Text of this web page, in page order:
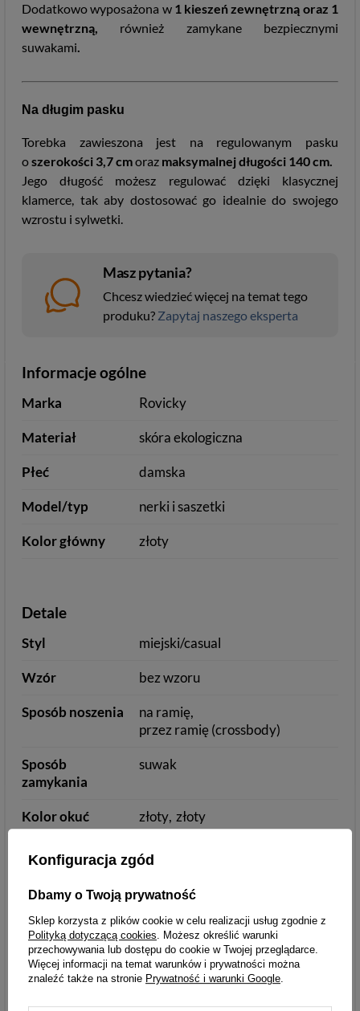
Dodatkowo wyposażona w 1 kieszeń zewnętrzną oraz 1
wewnętrzną, również zamykane bezpiecznymi
suwakami.
Na długim pasku
Torebka zawieszona jest na regulowanym pasku
oszerokości 3,7 cmoraz maksymalnej długości 140 cm.
Jego długość możesz regulować dzięki klasycznej
klamerce, tak aby dostosować go idealnie do swojego
wzrostu i sylwetki.
Masz pytania?
Chcesz wiedzieć więcej na temat tego
produku? Zapytaj naszego eksperta
Informacje ogólne
Marka Rovicky
Materiał skóra ekologiczna
Płeć damska
Model/typ nerki i saszetki
Kolor główny złoty
Detale
Styl miejski/casual
Wzór bez wzoru
Sposób noszenia
na ramię
przez ramię (crossbody)
Sposób
zamykania
suwak
Kolor okuć złoty złoty
Ilość komór 1
Ilość kieszeni
Informacje dodatkowe
Pasek regulowany dopinany
Konfiguracja zgód
Dbamy o Twoją prywatność
Sklep korzysta z plików cookie w celu realizacji usług zgodnie z
Polityką dotyczącą cookies . Możesz określić warunki
przechowywania lub dostępu do cookie w Twojej przeglądarce.
Więcej informacji na temat warunków i prywatności można
znaleźć także na stronie Prywatność i warunki Google